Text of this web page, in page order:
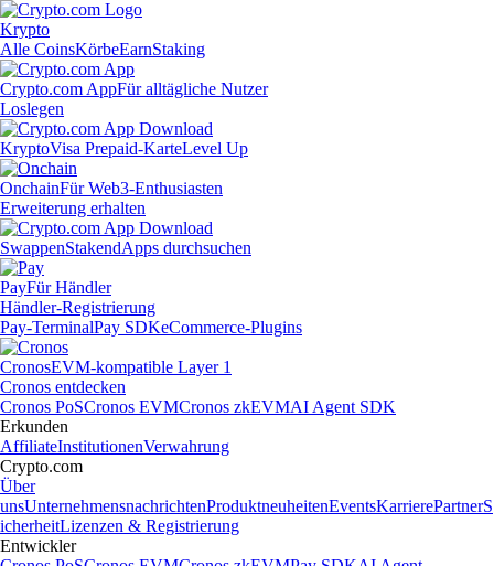
Krypto
Alle CoinsKörbeEarnStaking
Crypto.com AppFür alltägliche Nutzer
Loslegen
KryptoVisa Prepaid-KarteLevel Up
OnchainFür Web3-Enthusiasten
Erweiterung erhalten
SwappenStakendApps durchsuchen
PayFür Händler
Händler-Registrierung
Pay-TerminalPay SDKeCommerce-Plugins
CronosEVM-kompatible Layer 1
Cronos entdecken
Cronos PoSCronos EVMCronos zkEVMAI Agent SDK
Erkunden
AffiliateInstitutionenVerwahrung
Crypto.com
Über
unsUnternehmensnachrichtenProduktneuheitenEventsKarrierePartnerS
icherheitLizenzen & Registrierung
Entwickler